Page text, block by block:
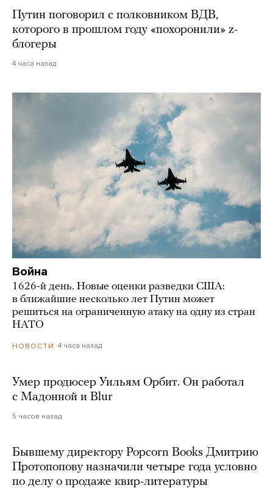
Путин поговорил с полковником ВДВ,
которого в прошлом году «похоронили» z-
блогеры
4 часа назад
Война
1626-й день. Новые оценки разведки США:
в ближайшие несколько лет Путин может
решиться на ограниченную атаку на одну из стран
НАТО
НОВОСТИ 4 часа назад
Умер продюсер Уильям Орбит. Он работал
с Мадонной и Blur
5 часов назад
Бывшему директору Popcorn Books Дмитрию
Протопопову назначили четыре года условно
по делу о продаже квир-литературы